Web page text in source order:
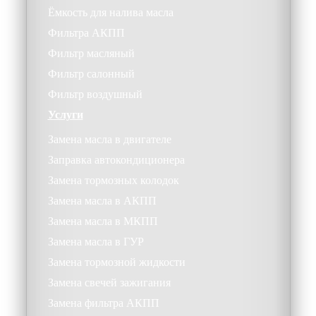
Ёмкость для налива масла
Фильтра АКПП
Фильтр масляный
Фильтр салонный
Фильтр воздушный
Услуги
Замена масла в двигателе
Заправка автокондиционера
Замена тормозных колодок
Замена масла в АКПП
Замена масла в МКПП
Замена масла в ГУР
Замена тормозной жидкости
Замена свечей зажигания
Замена фильтра АКПП